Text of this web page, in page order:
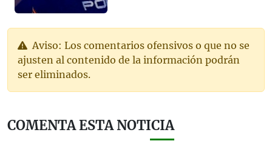
Aviso: Los comentarios ofensivos o que no se
ajusten al contenido de la información podrán
ser eliminados.
COMENTA ESTA NOTICIA